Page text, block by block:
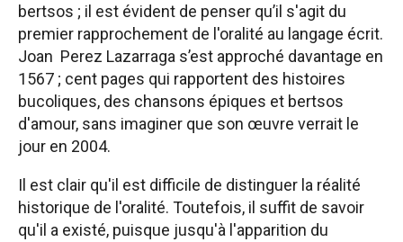
bertsos ; il est évident de penser qu’il s'agit du
premier rapprochement de l'oralité au langage écrit.
Joan Perez Lazarraga s’est approché davantage en
1567 ; cent pages qui rapportent des histoires
bucoliques, des chansons épiques et bertsos
d'amour, sans imaginer que son œuvre verrait le
jour en 2004.
Il est clair qu'il est difficile de distinguer la réalité
historique de l'oralité. Toutefois, il suffit de savoir
qu'il a existé, puisque jusqu'à l'apparition du